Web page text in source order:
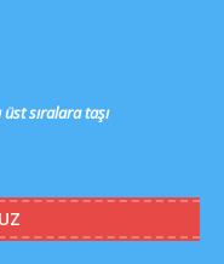
üst sıralara taşı